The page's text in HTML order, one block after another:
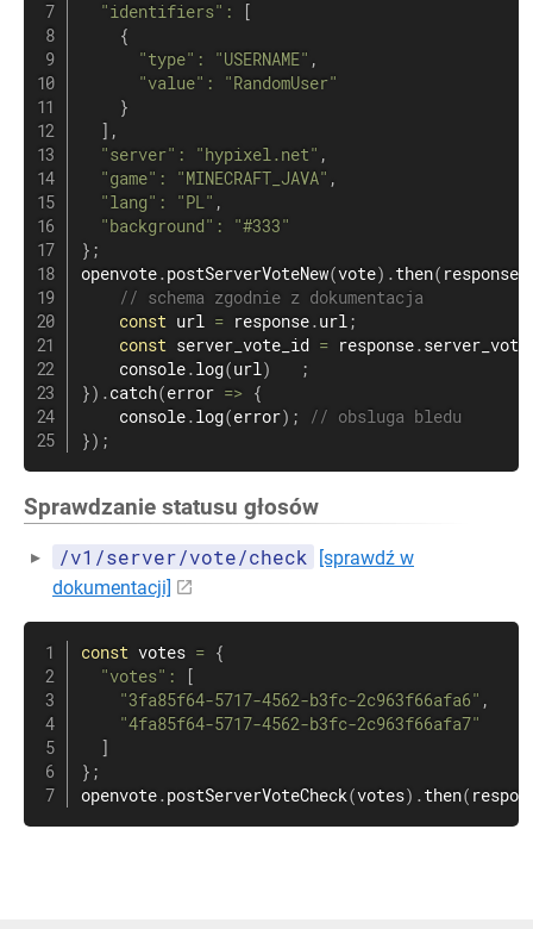
"identifiers" :
[
{
"type" : "USERNAME" ,
"value" :
"RandomUser"
}
] ,
"server" : "hypixel.net" ,
"game" : "MINECRAFT_JAVA" ,
"lang" : "PL" ,
"background" :
"#333"
} ;
openvote.postServerVoteNew(vote) .then( response
// schema zgodnie z dokumentacja
const url = response.url;
const server_vote_id = response.
    console
.log(url)
;
}) .catch(error => {
    console
.log(error) ;
// obsluga bledu
}) ;
Sprawdzanie statusu głosów
/v1/server/vote/check
[sprawdź w
dokumentacji]
const votes = {
"votes" :
[
"3fa85f64-5717-4562-b3fc-2c963f66afa6" ,
"4fa85f64-5717-4562-b3fc-2c963f66afa7"
]
} ;
openvote.postServerVoteCheck(votes) .then(